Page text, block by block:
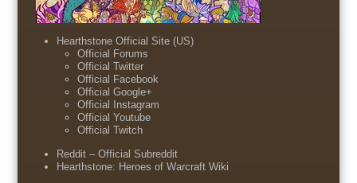
Hearthstone Official Site (US)
Official Forums
Official Twitter
Official Facebook
Official Google+
Official Instagram
Official Youtube
Official Twitch
Reddit – Official Subreddit
Hearthstone: Heroes of Warcraft Wiki